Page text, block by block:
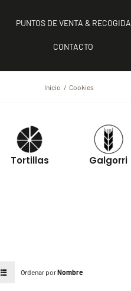
PUNTOS DE VENTA & RECOGIDA
CONTACTO
Inicio Cookies
Tortillas Galgorri
Ordenar porNombre